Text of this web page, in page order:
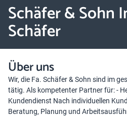
Schäfer & Sohn
Schäfer
Über uns
Wir, die Fa. Schäfer & Sohn sind im
tätig. Als kompetenter Partner für: -
Kundendienst Nach individuellen
Beratung, Planung und